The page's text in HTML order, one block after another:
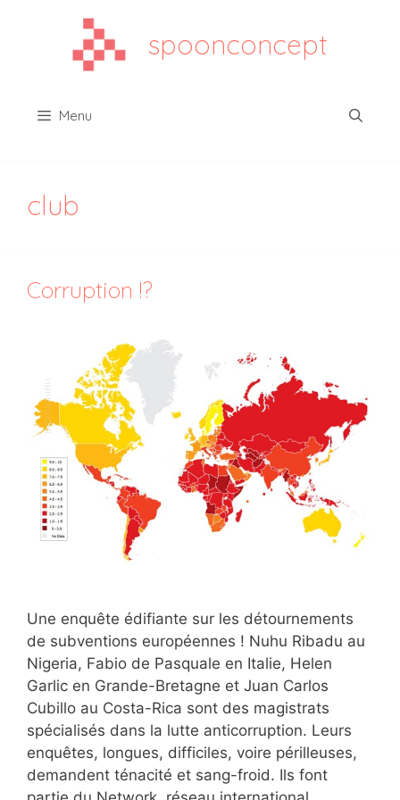
spoonconcept
Menu
club
Corruption !?
Une enquête édifiante sur les détournements
de subventions européennes ! Nuhu Ribadu au
Nigeria, Fabio de Pasquale en Italie, Helen
Garlic en Grande-Bretagne et Juan Carlos
Cubillo au Costa-Rica sont des magistrats
spécialisés dans la lutte anticorruption. Leurs
enquêtes, longues, difficiles, voire périlleuses,
demandent ténacité et sang-froid. Ils font